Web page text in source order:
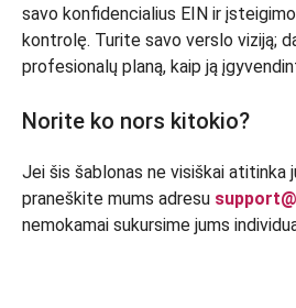
savo konfidencialius EIN ir
kontrolę. Turite savo verslo viziją;
profesionalų planą, kaip ją
Norite ko nors kitokio?
Jei šis šablonas ne visiškai atitinka
praneškite mums adresu
nemokamai sukursime jums